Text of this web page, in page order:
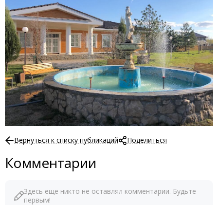
Вернуться к списку публикаций Поделиться
Комментарии
Здесь еще никто не оставлял комментарии. Будьте
первым!